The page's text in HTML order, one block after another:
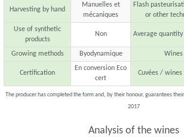
Harvesting by hand
Manuelles et
mécaniques
Flash
or other
Use of synthetic
products
Non Average
Growing methods Byodynamique Wines
Certification
En conversion Eco
cert
Cuvées /
The producer has completed the form and, by their honour, guarantees
2017
Analysis of the wines